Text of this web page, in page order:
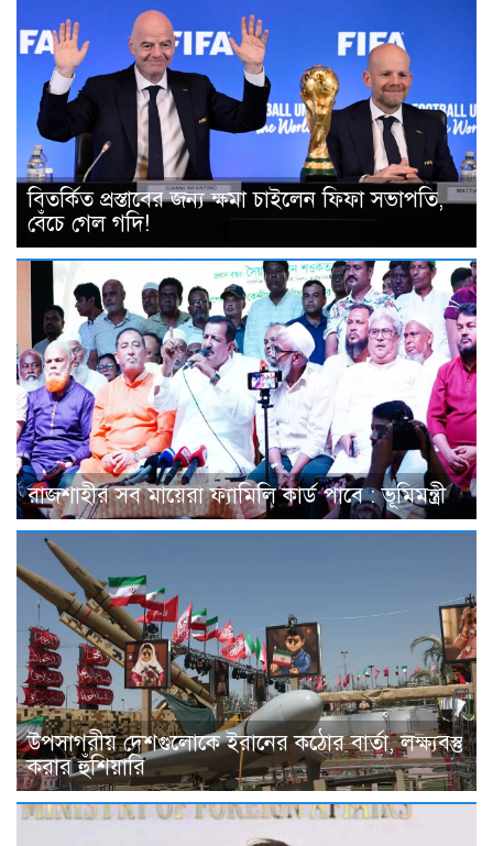
বিতর্কিত প্রস্তাবের জন্য ক্ষমা চাইলেন ফিফা সভাপতি,
বেঁচে গেল গদি!
রাজশাহীর সব মায়েরা ফ্যামিলি কার্ড পাবে : ভূমিমন্ত্রী
উপসাগরীয় দেশগুলোকে ইরানের কঠোর বার্তা, লক্ষ্যবস্তু
করার হুঁশিয়ারি